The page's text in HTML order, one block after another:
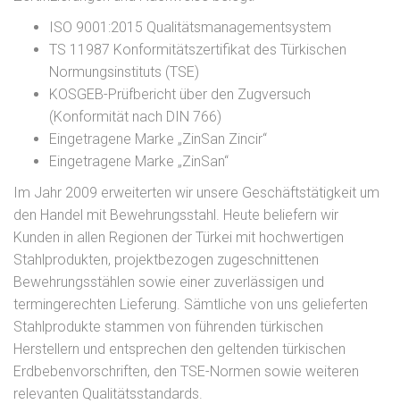
ISO 9001:2015 Qualitätsmanagementsystem
TS 11987 Konformitätszertifikat des Türkischen
Normungsinstituts (TSE)
KOSGEB-Prüfbericht über den Zugversuch
(Konformität nach DIN 766)
Eingetragene Marke „ZinSan Zincir“
Eingetragene Marke „ZinSan“
Im Jahr 2009 erweiterten wir unsere Geschäftstätigkeit um
den Handel mit Bewehrungsstahl. Heute beliefern wir
Kunden in allen Regionen der Türkei mit hochwertigen
Stahlprodukten, projektbezogen zugeschnittenen
Bewehrungsstählen sowie einer zuverlässigen und
termingerechten Lieferung. Sämtliche von uns gelieferten
Stahlprodukte stammen von führenden türkischen
Herstellern und entsprechen den geltenden türkischen
Erdbebenvorschriften, den TSE-Normen sowie weiteren
relevanten Qualitätsstandards.